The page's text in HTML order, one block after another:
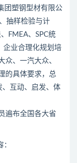
团塑钢型材有限公
抽样检验与计
FMEA、SPC统
企业合理化规划培
众、一汽大众、
的具体要求，总
互动、启发、体
遍布全国各大省